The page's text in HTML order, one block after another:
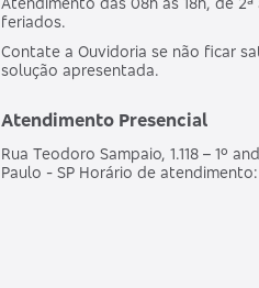
feriados.
Contate a Ouvidoria se não ficar
solução apresentada.
Atendimento Presencial
Rua Teodoro Sampaio, 1.118 – 1º
Paulo - SP Horário de